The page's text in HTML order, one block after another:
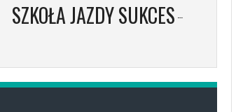
SZKOŁA JAZDY SUKCES